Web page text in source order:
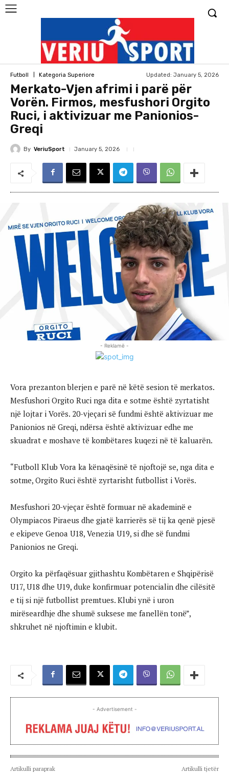
Futboll Kategoria Superiore Updated: January 5, 2026
Merkato-Vjen afrimi i parë për
Vorën. Firmos, mesfushori Orgito
Ruci, i aktivizuar me Panionios-
Greqi
By VeriuSport January 5, 2026
- Reklamë -
Vora prezanton blerjen e parë në këtë sesion të merkatos.
Mesfushori Orgito Ruci nga dita e sotme është zyrtatisht
një lojtar i Vorës. 20-vjeçari së fundmi është aktivizuar me
Panionios në Greqi, ndërsa është aktivizuar edhe me
skuadrat e moshave të kombëtares kuqezi në të kaluarën.
“Futboll Klub Vora ka kënaqësinë të njoftojë se, nga dita e
sotme, Orgito Ruci është zyrtarisht futbollist i Vorës.
Mesfushori 20-vjeçar është formuar në akademinë e
Olympiacos Piraeus dhe gjatë karrierës së tij ka qenë pjesë
e ekipeve Genoa U18, Venezia U19, si dhe së fundmi
Panionios ne Greqi.
Orgito ka përfaqësuar gjithashtu Kombëtaren e Shqipërisë
U17, U18 dhe U19, duke konfirmuar potencialin dhe cilësitë
e tij si një futbollist premtues. Klubi ynë i uron
mirëseardhje dhe shumë suksese me fanellën tonë”,
shkruhet në njoftimin e klubit.
- Advertisement -
Artikulli paraprak Artikulli tjetër